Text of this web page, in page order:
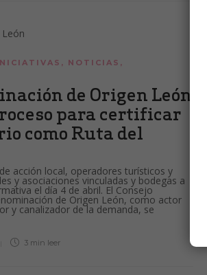
, NOTICIAS ,
de Origen León
para certificar
como Ruta del
acción local, operadores turísticos y
y asociaciones vinculadas y bodegas a
el día 4 de abril. El Consejo
de Origen León, como actor
y canalizador de la demanda, se
3 min leer